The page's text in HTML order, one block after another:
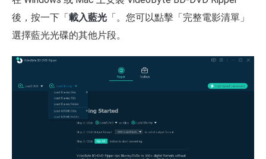
後，按一下「載入藍光 「。您可以點擊「完整電影清單」
選擇藍光光碟的其他片段。